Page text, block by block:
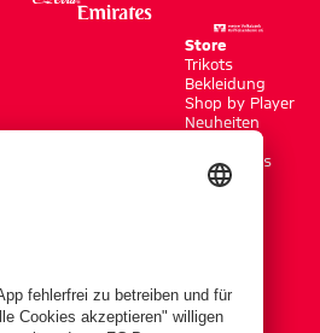
Store
Trikots
Bekleidung
Shop by Player
Neuheiten
Accessoires
FC Bayern Tours